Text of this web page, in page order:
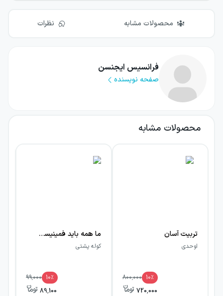
محصولات مشابه نظرات
فرانسیس ایجنسن
صفحه نویسنده
محصولات مشابه
تربیت آسان
اوحدی
800,000 10٪
720,000
ما همه باید فمینیست باشیم
کوله پشتی
99,000 10٪
89,100